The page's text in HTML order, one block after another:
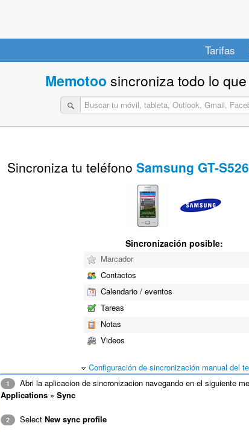
Tarifas
Memotoo sincroniza todo lo
Sincroniza tu teléfono Samsung GT-
Sincronización posible:
Marcador
Contactos
Calendario / eventos
Tareas
Notas
Videos
Configuración de sincronización manual del
1 Abri la aplicacion de sincronizacion navegando en el siguiente
Applications » Sync
2 Select New sync profile